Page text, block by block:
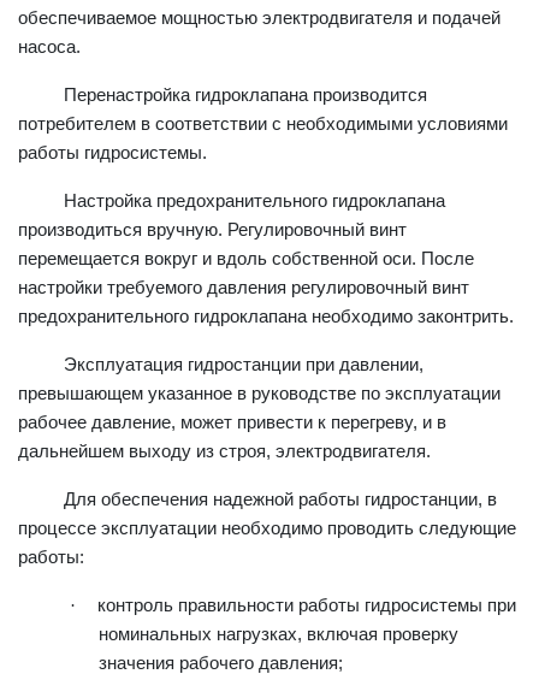
обеспечиваемое мощностью электродвигателя и подачей
насоса.
Перенастройка гидроклапана производится
потребителем в соответствии с необходимыми условиями
работы гидросистемы.
Настройка предохранительного гидроклапана
производиться вручную. Регулировочный винт
перемещается вокруг и вдоль собственной оси. После
настройки требуемого давления регулировочный винт
предохранительного гидроклапана необходимо законтрить.
Эксплуатация гидростанции при давлении,
превышающем указанное в руководстве по эксплуатации
рабочее давление, может привести к перегреву, и в
дальнейшем выходу из строя, электродвигателя.
Для обеспечения надежной работы гидростанции, в
процессе эксплуатации необходимо проводить следующие
работы:
·
контроль правильности работы гидросистемы при
номинальных нагрузках, включая проверку
значения рабочего давления;